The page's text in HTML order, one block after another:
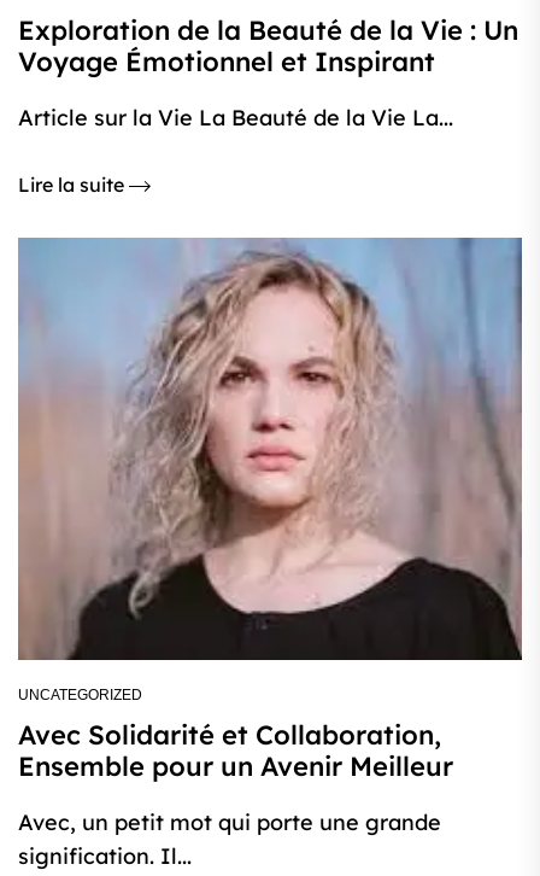
Exploration de la Beauté de la Vie : Un
Voyage Émotionnel et Inspirant
Article sur la Vie La Beauté de la Vie La...
Lire la suite
UNCATEGORIZED
Avec Solidarité et Collaboration,
Ensemble pour un Avenir Meilleur
Avec, un petit mot qui porte une grande
signification. Il...